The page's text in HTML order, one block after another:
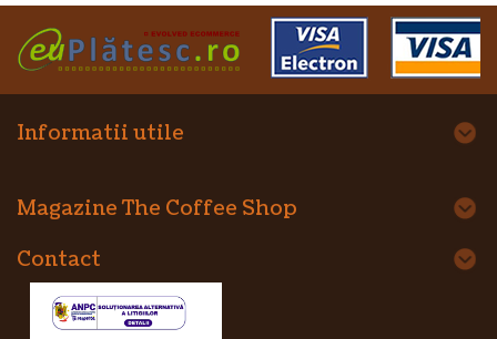
Informatii utile
Magazine The Coffee Shop
Contact